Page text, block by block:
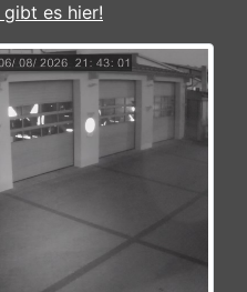
es hier!